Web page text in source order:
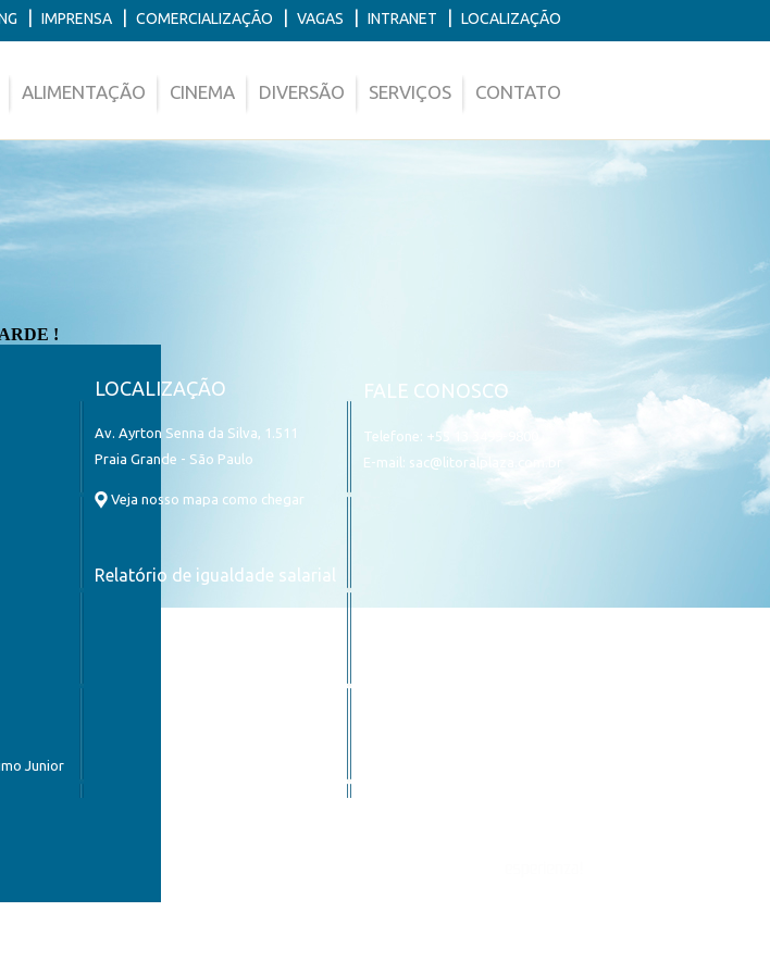
LOCALIZAÇÃO
|
INTRANET
|
VAGAS
|
COMERCIALIZAÇÃO
|
IMPRENSA
|
ALIMENTAÇÃO CINEMA DIVERSÃO SERVIÇOS CONTATO
!
Junior
LOCALIZAÇÃO
Av. Ayrton Senna da Silva, 1.511
Praia Grande - São Paulo
Veja nosso mapa como chegar
Relatório de igualdade salarial
FALE CONOSCO
Telefone: +55 13 3499-9800
E-mail: sac@litoralplaza.com.br